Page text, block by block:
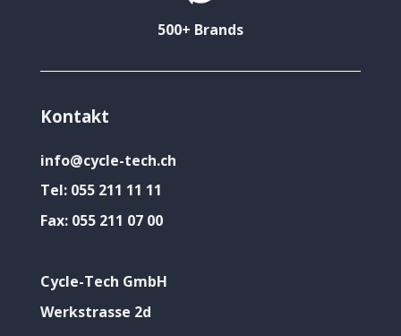
500+ Brands
Kontakt
info@cycle-tech.ch
Tel: 055 211 11 11
Fax: 055 211 07 00
Cycle-Tech GmbH
Werkstrasse 2d